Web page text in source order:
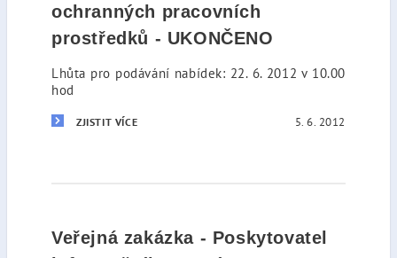
ochranných pracovních
prostředků - UKONČENO
Lhůta pro podávání nabídek: 22. 6. 2012 v 10.00
hod
ZJISTIT VÍCE 5. 6. 2012
Veřejná zakázka - Poskytovatel